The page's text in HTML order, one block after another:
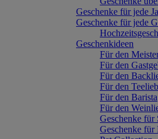
Geschenke für jede
Geschenke für jede
Geschenkideen
Für den
Für den
Für den
Für den
Für den Barista
Für den
Geschenke für
Geschenke für